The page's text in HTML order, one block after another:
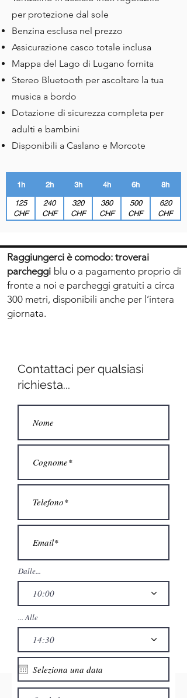
per protezione dal sole
Benzina esclusa nel prezzo
Assicurazione casco totale inclusa
Mappa del Lago di Lugano fornita
Stereo Bluetooth per ascoltare la tua
musica a bordo
Dotazione di sicurezza completa per
adulti e bambini
Disponibili a Caslano e Morcote
1h 2h 3h 4h 6h 8h
125
CHF
240
CHF
320
CHF
380
CHF
500
CHF
620
CHF
Raggiungerci è comodo: troverai
parcheggi blu o a pagamento proprio di
fronte a noi e parcheggi gratuiti a circa
300 metri, disponibili anche per l’intera
giornata.
Contattaci per qualsiasi
richiesta...
Dalle...
10:00
... Alle
14:30